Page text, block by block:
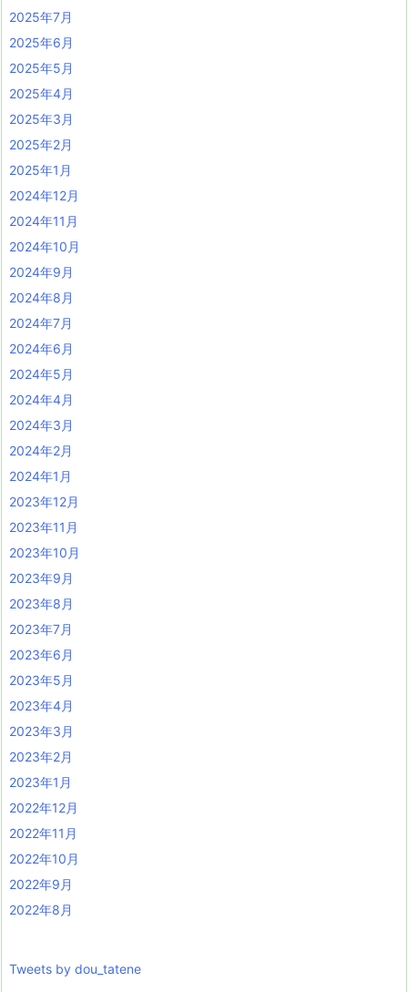
2025年7月
2025年6月
2025年5月
2025年4月
2025年3月
2025年2月
2025年1月
2024年12月
2024年11月
2024年10月
2024年9月
2024年8月
2024年7月
2024年6月
2024年5月
2024年4月
2024年3月
2024年2月
2024年1月
2023年12月
2023年11月
2023年10月
2023年9月
2023年8月
2023年7月
2023年6月
2023年5月
2023年4月
2023年3月
2023年2月
2023年1月
2022年12月
2022年11月
2022年10月
2022年9月
2022年8月
Tweets by dou_tatene